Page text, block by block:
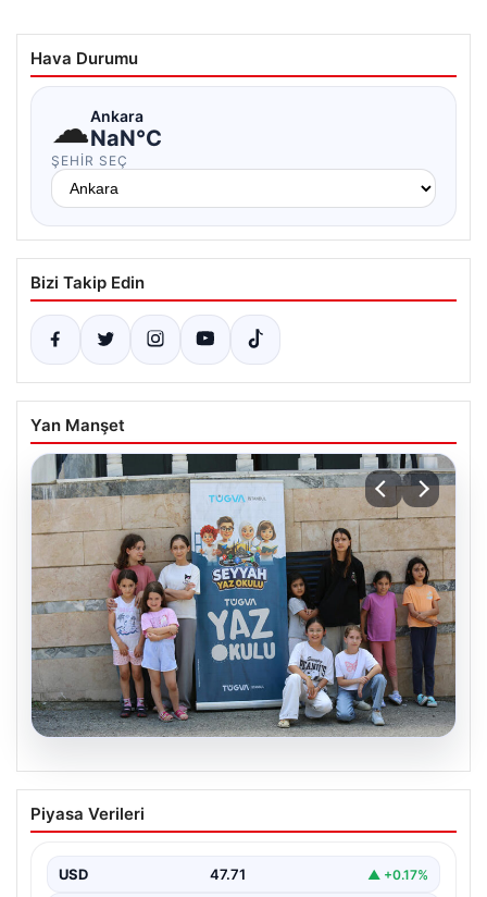
Hava Durumu
☁Ankara
NaN°C
ŞEHIR SEÇ
Bizi Takip Edin
Yan Manşet
06.08.2026
TÜGVA’dan çocuklar için meydan
şenlikleri
Piyasa Verileri
USD 47.71 ▲ +0.17%